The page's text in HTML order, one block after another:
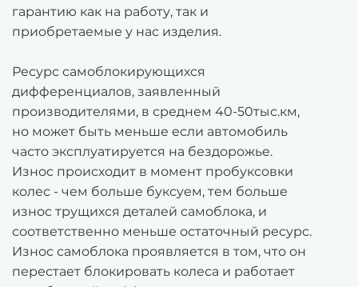
гарантию как на работу, так и
приобретаемые у нас изделия.
Ресурс самоблокирующихся
дифференциалов, заявленный
производителями, в среднем 40-50тыс.км,
но может быть меньше если автомобиль
часто эксплуатируется на бездорожье.
Износ происходит в момент пробуксовки
колес - чем больше буксуем, тем больше
износ трущихся деталей самоблока, и
соответственно меньше остаточный ресурс.
Износ самоблока проявляется в том, что он
перестает блокировать колеса и работает